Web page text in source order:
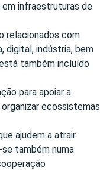
em infraestruturas de
relacionados com
digital, indústria, bem
também incluído
para apoiar a
ecossistemas
ajudem a atrair
também numa